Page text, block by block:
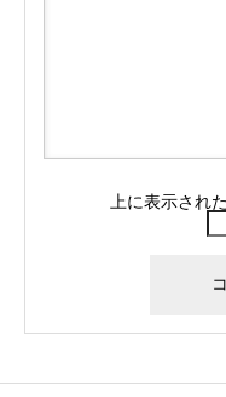
上に表示され